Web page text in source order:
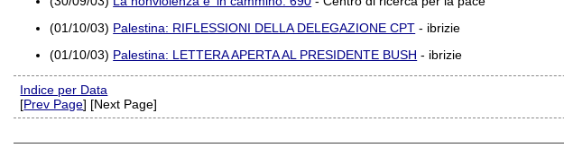
(01/10/03) Palestina: RIFLESSIONI DELLA DELEGAZIONE CPT - ibrizie
(01/10/03) Palestina: LETTERA APERTA AL PRESIDENTE BUSH - ibrizie
Indice per Data
[Prev Page] [Next Page]